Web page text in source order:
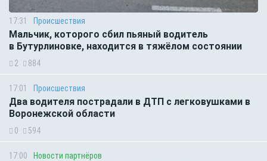
17:31 Происшествия
Мальчик, которого сбил пьяный водитель
в Бутурлиновке, находится в тяжёлом состоянии
2 884
17:01 Происшествия
Два водителя пострадали в ДТП с легковушками в
Воронежской области
0 594
17:00 Новости партнёров